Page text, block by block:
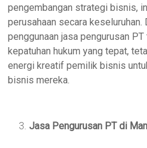
pengembangan strategi bisnis,
perusahaan secara keseluruhan.
penggunaan jasa pengurusan
kepatuhan hukum yang tepat,
energi kreatif pemilik bisnis
bisnis mereka.
Jasa Pengurusan PT di